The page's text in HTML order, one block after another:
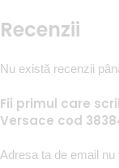
Recenzii
Nu există recenzii
Fii primul care
Versace cod
Adresa ta de email nu